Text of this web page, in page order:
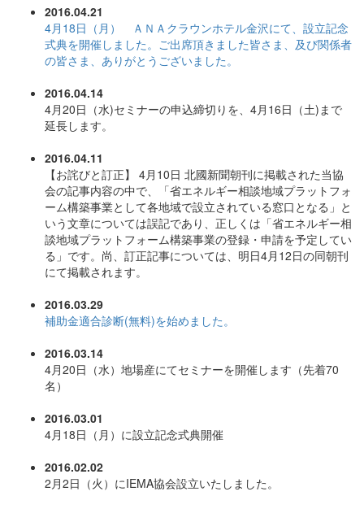
2016.04.21
4月18日（月） ＡＮＡクラウンホテル金沢にて、設立記念
式典を開催しました。ご出席頂きました皆さま、及び関係者
の皆さま、ありがとうございました。
2016.04.14
4月20日（水)セミナーの申込締切りを、4月16日（土)まで
延長します。
2016.04.11
【お詫びと訂正】 4月10日 北國新聞朝刊に掲載された当協
会の記事内容の中で、「省エネルギー相談地域プラットフォ
ーム構築事業として各地域で設立されている窓口となる」と
いう文章については誤記であり、正しくは「省エネルギー相
談地域プラットフォーム構築事業の登録・申請を予定してい
る」です。尚、訂正記事については、明日4月12日の同朝刊
にて掲載されます。
2016.03.29
補助金適合診断(無料)を始めました。
2016.03.14
4月20日（水）地場産にてセミナーを開催します（先着70
名）
2016.03.01
4月18日（月）に設立記念式典開催
2016.02.02
2月2日（火）にIEMA協会設立いたしました。